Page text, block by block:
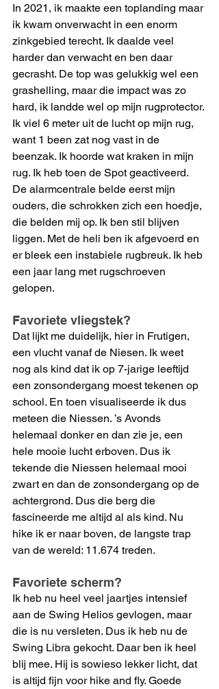
In 2021, ik maakte een toplanding maar
ik kwam onverwacht in een enorm
zinkgebied terecht. Ik daalde veel
harder dan verwacht en ben daar
gecrasht. De top was gelukkig wel een
grashelling, maar die impact was zo
hard, ik landde wel op mijn rugprotector.
Ik viel 6 meter uit de lucht op mijn rug,
want 1 been zat nog vast in de
beenzak. Ik hoorde wat kraken in mijn
rug. Ik heb toen de Spot geactiveerd.
De alarmcentrale belde eerst mijn
ouders, die schrokken zich een hoedje,
die belden mij op. Ik ben stil blijven
liggen. Met de heli ben ik afgevoerd en
er bleek een instabiele rugbreuk. Ik heb
een jaar lang met rugschroeven
gelopen.
Favoriete vliegstek?
Dat lijkt me duidelijk, hier in Frutigen,
een vlucht vanaf de Niesen. Ik weet
nog als kind dat ik op 7-jarige leeftijd
een zonsondergang moest tekenen op
school. En toen visualiseerde ik dus
meteen die Niessen. ’s Avonds
helemaal donker en dan zie je, een
hele mooie lucht erboven. Dus ik
tekende die Niessen helemaal mooi
zwart en dan de zonsondergang op de
achtergrond. Dus die berg die
fascineerde me altijd al als kind. Nu
hike ik er naar boven, de langste trap
van de wereld: 11.674 treden.
Favoriete scherm?
Ik heb nu heel veel jaartjes intensief
aan de Swing Helios gevlogen, maar
die is nu versleten. Dus ik heb nu de
Swing Libra gekocht. Daar ben ik heel
blij mee. Hij is sowieso lekker licht, dat
is altijd fijn voor hike and fly. Goede